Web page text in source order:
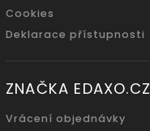
Cookies
Deklarace přístupnosti
ZNAČKA EDAXO.CZ
Vrácení objednávky